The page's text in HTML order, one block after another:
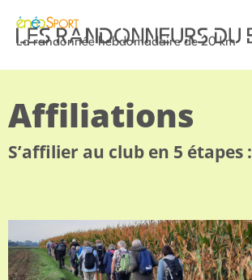
La randonnée hebdomadaire de 20 km
Affiliations
S’affilier au club en 5 étapes :